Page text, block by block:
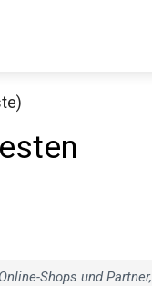
Shops und Partner,